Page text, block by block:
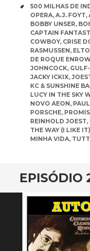
TAGS
500 MILHAS DE
OPERA, A.J. FOYT,
BOBBY UNSER,
CAPTAIN
COWBOY, CRISE
RASMUSSEN,
DE ROQUE
JOHNCOCK,
JACKY ICKIX,
KC & SUNSHINE
LUCY IN THE SKY
NOVO AEON,
PORSCHE,
REINHOLD JOEST,
THE WAY (I LIKE IT)
MINHA VIDA,
EPISÓDIO